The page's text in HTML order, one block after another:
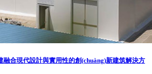
融合現代設計與實用性的創(chuàng)新建筑解決方